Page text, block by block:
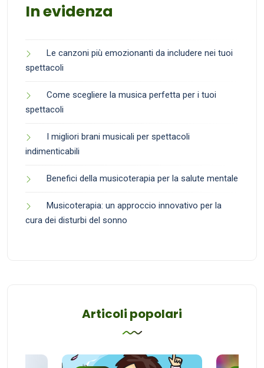
In evidenza
Le canzoni più emozionanti da includere nei tuoi
spettacoli
Come scegliere la musica perfetta per i tuoi
spettacoli
I migliori brani musicali per spettacoli
indimenticabili
Benefici della musicoterapia per la salute mentale
Musicoterapia: un approccio innovativo per la
cura dei disturbi del sonno
Articoli popolari